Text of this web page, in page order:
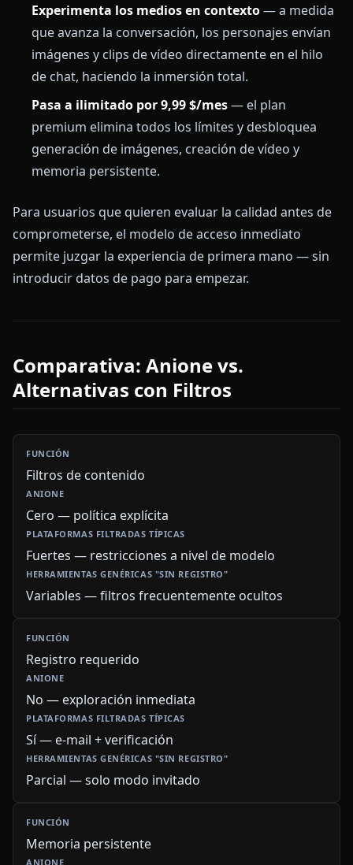
Experimenta los medios en contexto— a medida
que avanza la conversación, los personajes envían
imágenes y clips de vídeo directamente en el hilo
de chat, haciendo la inmersión total.
Pasa a ilimitado por 9,99 $/mes— el plan
premium elimina todos los límites y desbloquea
generación de imágenes, creación de vídeo y
memoria persistente.
Para usuarios que quieren evaluar la calidad antes de
comprometerse, el modelo de acceso inmediato
permite juzgar la experiencia de primera mano — sin
introducir datos de pago para empezar.
Comparativa: Anione vs.
Alternativas con Filtros
Filtros de contenido
Cero — política explícita
Fuertes — restricciones a nivel de modelo
Variables — filtros frecuentemente ocultos
Registro requerido
No — exploración inmediata
Sí — e-mail + verificación
Parcial — solo modo invitado
Memoria persistente